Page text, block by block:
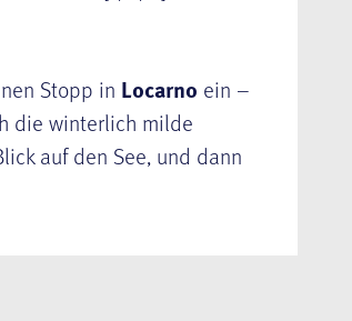
Stopp in Locarno ein –
die winterlich milde
auf den See, und dann